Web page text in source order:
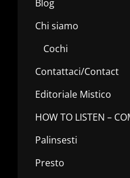
Blog
Chi siamo
Cochi
Contattaci/Contact
Editoriale Mistico
HOW TO LISTEN –
Palinsesti
Presto